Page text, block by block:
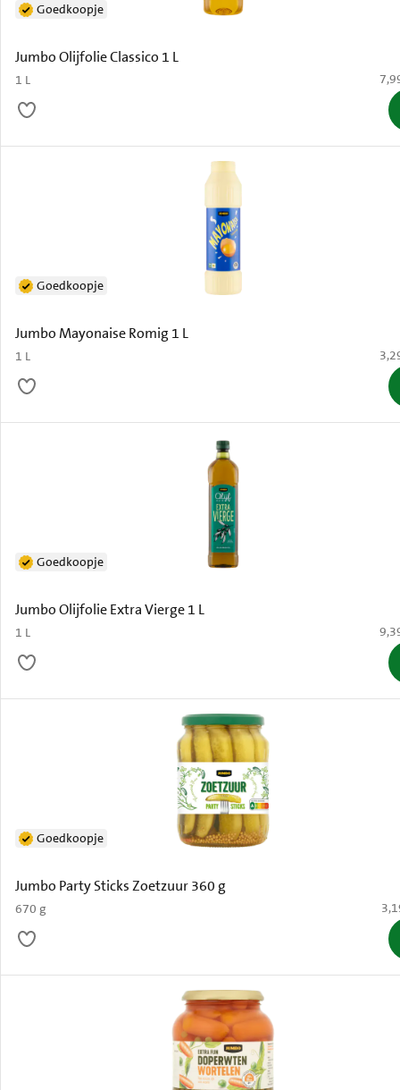
Jumbo Olijfolie Classico 1 L
1 L
Goedkoopje
€
Jumbo Mayonaise Romig 1 L
1 L
Goedkoopje
€
Jumbo Olijfolie Extra Vierge 1 L
1 L
Goedkoopje
€
Jumbo Party Sticks Zoetzuur 360 g
670 g
Goedkoopje
€